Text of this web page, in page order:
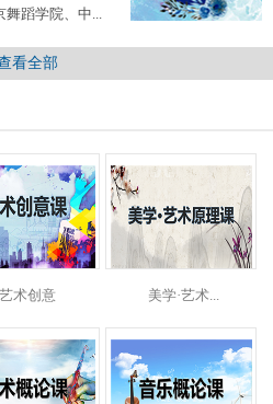
舞蹈学院、中...
看全部
艺术创意 美学·艺术...